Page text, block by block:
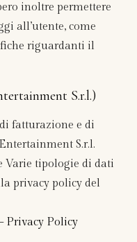
inoltre permettere
all’utente, come
riguardanti il
S.r.l.)
fatturazione e di
S.r.l.
Varie tipologie di dati
privacy policy del
Privacy Policy